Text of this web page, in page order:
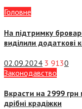
Головне
На підтримку
виділили додаткові
02.09.2024 3 9130
Законодавство
Вкрасти на 2999 грн
дрібні крадіжки